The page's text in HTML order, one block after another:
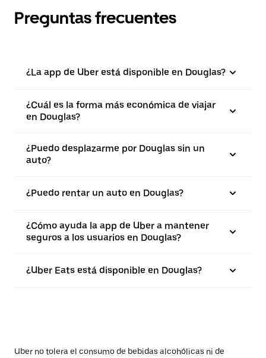
Preguntas frecuentes
¿La app de Uber está disponible en Douglas?
¿Cuál es la forma más económica de viajar
en Douglas?
¿Puedo desplazarme por Douglas sin un
auto?
¿Puedo rentar un auto en Douglas?
¿Cómo ayuda la app de Uber a mantener
seguros a los usuarios en Douglas?
¿Uber Eats está disponible en Douglas?
Uber no tolera el consumo de bebidas alcohólicas ni de